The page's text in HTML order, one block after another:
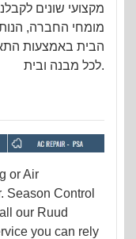
מקצועי שונים
מומחי החברה,
הבית באמצעות
לכל מבנה ובית.
or Air
Season Control
our Ruud
you can rely